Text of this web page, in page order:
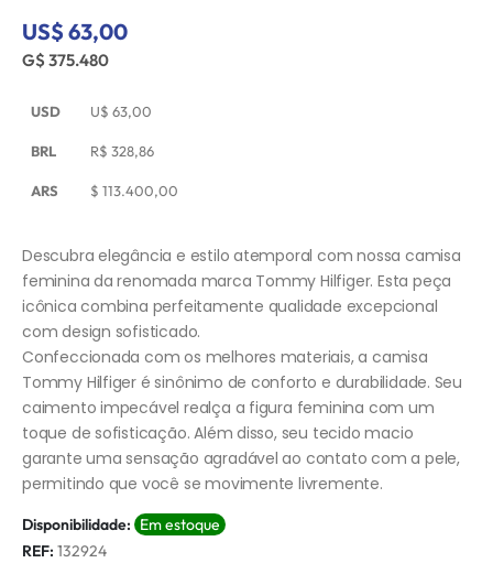
US$ 63,00
G$ 375.480
USD U$ 63,00
BRL R$ 328,86
ARS $ 113.400,00
Descubra elegância e estilo atemporal com nossa camisa
feminina da renomada marca Tommy Hilfiger. Esta peça
icônica combina perfeitamente qualidade excepcional
com design sofisticado.
Confeccionada com os melhores materiais, a camisa
Tommy Hilfiger é sinônimo de conforto e durabilidade. Seu
caimento impecável realça a figura feminina com um
toque de sofisticação. Além disso, seu tecido macio
garante uma sensação agradável ao contato com a pele,
permitindo que você se movimente livremente.
Disponibilidade: Em estoque
REF: 132924